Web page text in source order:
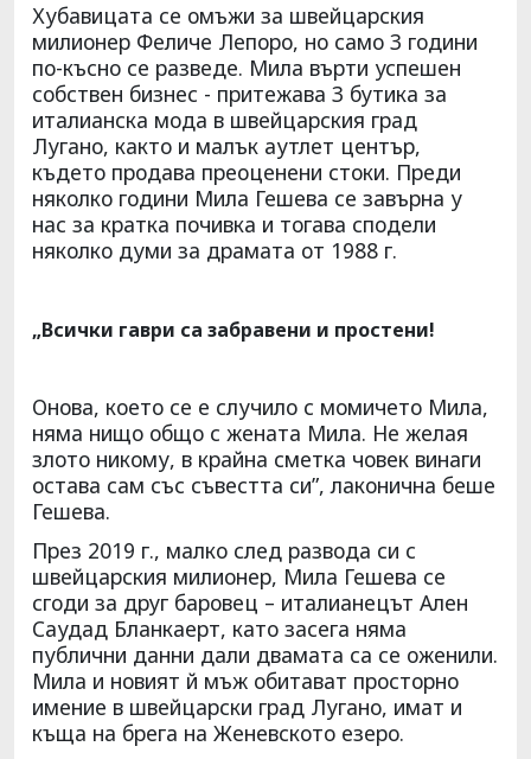
Хубавицата се омъжи за швейцарския
милионер Феличе Лепоро, но само 3 години
по-късно се разведе. Мила върти успешен
собствен бизнес - притежава 3 бутика за
италианска мода в швейцарския град
Лугано, както и малък аутлет център,
където продава преоценени стоки. Преди
няколко години Мила Гешева се завърна у
нас за кратка почивка и тогава сподели
няколко думи за драмата от 1988 г.
„Всички гаври са забравени и простени!
Онова, което се е случило с момичето Мила,
няма нищо общо с жената Мила. Не желая
злото никому, в крайна сметка човек винаги
остава сам със съвестта си”, лаконична беше
Гешева.
През 2019 г., малко след развода си с
швейцарския милионер, Мила Гешева се
сгоди за друг баровец – италианецът Ален
Саудад Бланкаерт, като засега няма
публични данни дали двамата са се оженили.
Мила и новият й мъж обитават просторно
имение в швейцарски град Лугано, имат и
къща на брега на Женевското езеро.